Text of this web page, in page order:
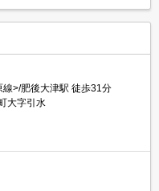
線>/肥後大津駅 徒歩31分
大字引水